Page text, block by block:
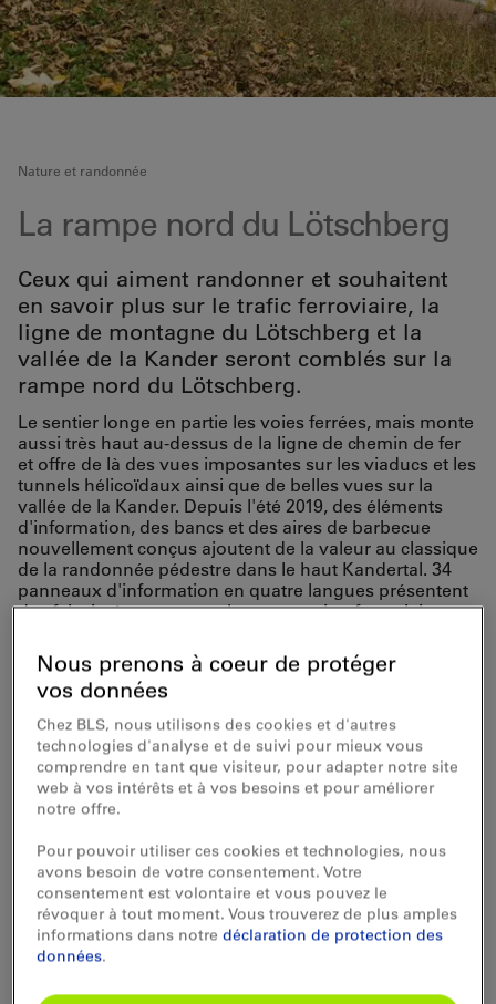
Nature et randonnée
La rampe nord du Lötschberg
Ceux qui aiment randonner et souhaitent
en savoir plus sur le trafic ferroviaire, la
ligne de montagne du Lötschberg et la
vallée de la Kander seront comblés sur la
rampe nord du Lötschberg.
Le sentier longe en partie les voies ferrées, mais monte
aussi très haut au-dessus de la ligne de chemin de fer
et offre de là des vues imposantes sur les viaducs et les
tunnels hélicoïdaux ainsi que de belles vues sur la
vallée de la Kander. Depuis l'été 2019, des éléments
d'information, des bancs et des aires de barbecue
nouvellement conçus ajoutent de la valeur au classique
de la randonnée pédestre dans le haut Kandertal. 34
panneaux d'information en quatre langues présentent
des faits intéressants sur la construction ferroviaire et
Voyagez confortablement
en train jusqu'à
Kandersteg.
Nous prenons à coeur de protéger
vos données
Chez BLS, nous utilisons des cookies et d'autres
technologies d'analyse et de suivi pour mieux vous
comprendre en tant que visiteur, pour adapter notre site
web à vos intérêts et à vos besoins et pour améliorer
notre offre.
Pour pouvoir utiliser ces cookies et technologies, nous
avons besoin de votre consentement. Votre
consentement est volontaire et vous pouvez le
révoquer à tout moment. Vous trouverez de plus amples
informations dans notredéclaration de protection des
données.